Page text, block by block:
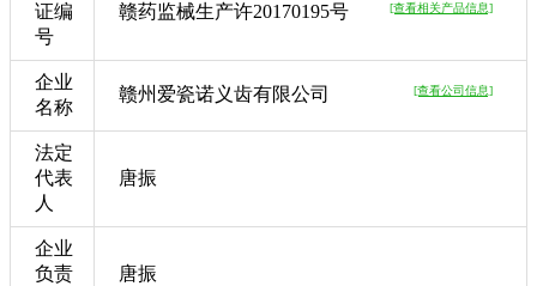
证编
号
赣药监械生产许20170195号 [查看相关产品信息]
企业
名称
赣州爱瓷诺义齿有限公司 [查看公司信息]
法定
代表
人
唐振
企业
负责
唐振